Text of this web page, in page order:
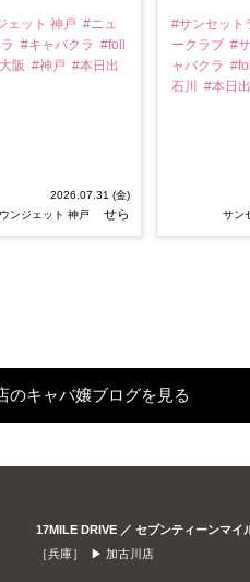
ェット 神戸 #ニュ
#キャバクラ #foll
阪 #神戸 #本日出
2026.07.31 (金)
ンジェット 神戸
せら
#サンセット
ークラブ #
ャバクラ
石川
#本日
サン
のキャバ嬢ブログを見る
17MILE DRIVE ／ セブンティーンマイ
［兵庫］ ▶ 加古川店